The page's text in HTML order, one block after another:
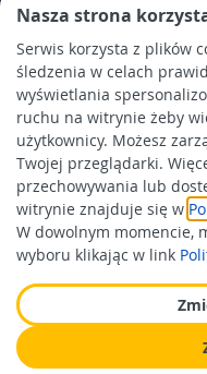
Nasza strona
Serwis korzysta z plików
śledzenia w celach
wyświetlania
ruchu na witrynie żeby
użytkownicy. Możesz
Twojej przeglądarki.
przechowywania lub
witrynie znajduje się w
W dowolnym momencie,
wyboru klikając w link
wyposażenie łazienek i
artykuły związane z
Obowiązek informacyjny
Polityka prywatności
Polityka Cookies
Odbiór zużytego sprzętu
Wykonanie:
Wspierają nas: